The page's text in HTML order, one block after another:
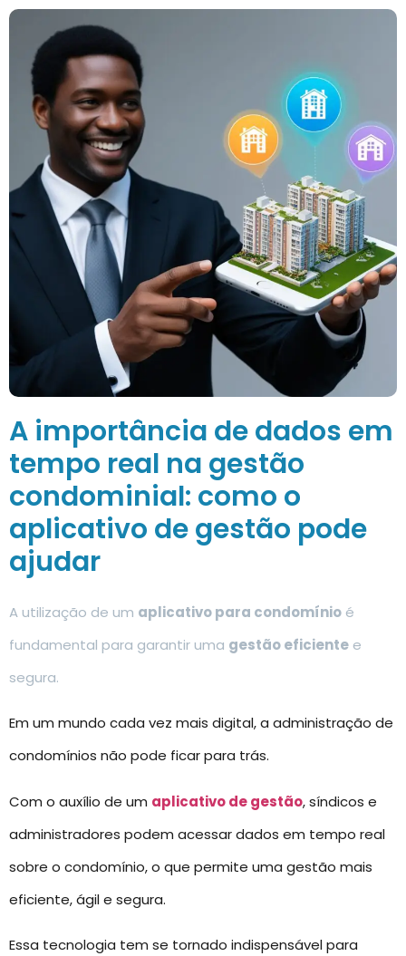
A importância de dados em
tempo real na gestão
condominial: como o
aplicativo de gestão pode
ajudar
A utilização de um aplicativo para condomínio é
fundamental para garantir uma gestão eficiente e
segura.
Em um mundo cada vez mais digital, a administração de
condomínios não pode ficar para trás.
Com o auxílio de um aplicativo de gestão, síndicos e
administradores podem acessar dados em tempo real
sobre o condomínio, o que permite uma gestão mais
eficiente, ágil e segura.
Essa tecnologia tem se tornado indispensável para